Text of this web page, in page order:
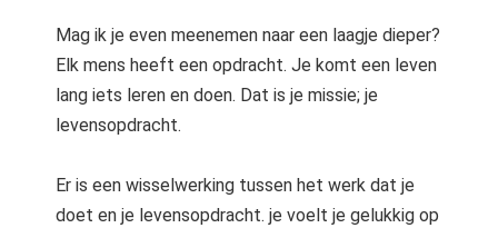
Mag ik je even meenemen naar een laagje dieper?
Elk mens heeft een opdracht. Je komt een leven
lang iets leren en doen. Dat is je missie; je
levensopdracht.
Er is een wisselwerking tussen het werk dat je
doet en je levensopdracht. je voelt je gelukkig op